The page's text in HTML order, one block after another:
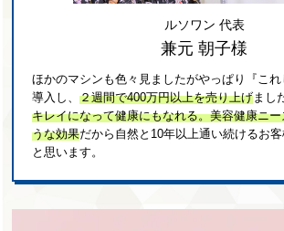
ルソワン 代表
兼元 朝子様
ほかのマシンも色々見ましたがやっぱり『こ
導入し、２週間で400万円以上を売り上げまし
キレイになって健康にもなれる。美容健康ニ
うな効果だから自然と10年以上通い続けるお
と思います。